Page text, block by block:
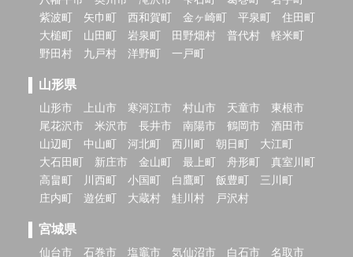
紫波町
矢巾町 西和賀町 金ヶ崎町 平泉町
住田町
大槌町
山田町 岩泉町 田野畑村 普代村
軽米町
野田村
九戸村 洋野町 一戸町
山形県
山形市 上山市 寒河江市 村山市 天童市
東根市
尾花沢市
米沢市 長井市 南陽市 鶴岡市
酒田市
山辺町
中山町 河北町 西川町 朝日町
大江町
大石田町
新庄市 金山町 最上町 舟形町
真室川町
高畠町
川西町 小国町 白鷹町 飯豊町
三川町
庄内町
遊佐町 大蔵村 鮭川村 戸沢村
宮城県
仙台市 石巻市 塩竈市 気仙沼市 白石市
名取市